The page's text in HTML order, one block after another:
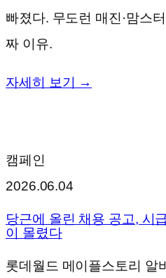
빠졌다. 무도런 매진·맘스
짜 이유.
자세히 보기 →
캠페인
2026.06.04
당근에 올린 채용 공고, 시
이 몰렸다
롯데월드 메이플스토리 알